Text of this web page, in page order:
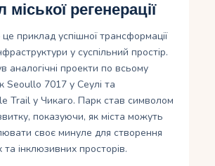
регенерації
приклад успішної трансформації
у суспільний простір.
аналогічні проекти по всьому
Seoullo 7017 у Сеулі та
Trail у Чикаго. Парк став символом
показуючи, як міста можуть
своє минуле для створення
та інклюзивних просторів.